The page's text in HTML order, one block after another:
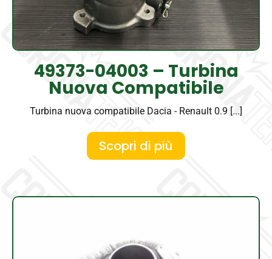
49373-04003 – Turbina
Nuova Compatibile
Turbina nuova compatibile Dacia - Renault 0.9 [...]
Scopri di più